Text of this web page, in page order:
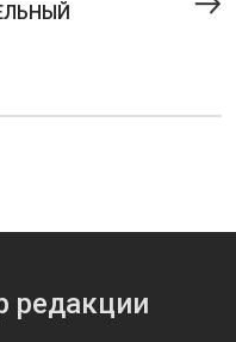
редакции